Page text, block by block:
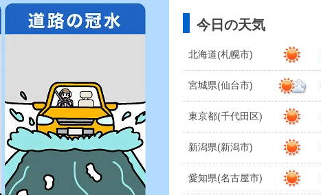
今日の天気
北海道(札幌市)
宮城県(仙台市)
東京都(千代田区)
新潟県(新潟市)
愛知県(名古屋市)